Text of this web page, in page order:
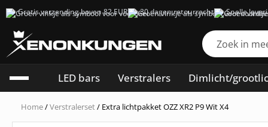
Gratis verzending boven 82 EUR 30 dagen retourrecht Snelle
LED bars Verstralers Dimlicht/
Home/Verstralerset/ Extra lichtpakket OZZ XR2 P9 Wit X4